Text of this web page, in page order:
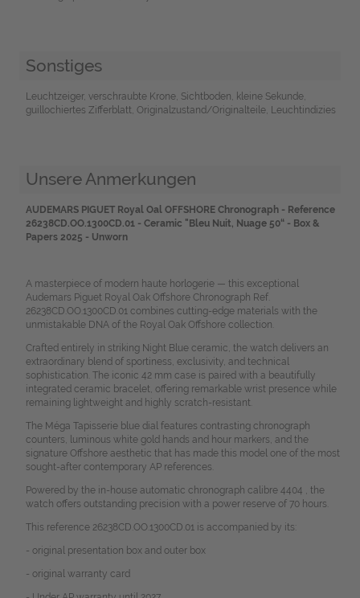
Sonstiges
Leuchtzeiger, verschraubte Krone, Sichtboden, kleine Sekunde,
guillochiertes Zifferblatt, Originalzustand/Originalteile, Leuchtindizies
Unsere Anmerkungen
AUDEMARS PIGUET Royal Oal OFFSHORE Chronograph - Reference
26238CD.OO.1300CD.01 - Ceramic "Bleu Nuit, Nuage 50“ - Box &
Papers 2025 - Unworn
A masterpiece of modern haute horlogerie — this exceptional
Audemars Piguet Royal Oak Offshore Chronograph Ref.
26238CD.OO.1300CD.01 combines cutting-edge materials with the
unmistakable DNA of the Royal Oak Offshore collection.
Crafted entirely in striking Night Blue ceramic, the watch delivers an
extraordinary blend of sportiness, exclusivity, and technical
sophistication. The iconic 42 mm case is paired with a beautifully
integrated ceramic bracelet, offering remarkable wrist presence while
remaining lightweight and highly scratch-resistant.
The Méga Tapisserie blue dial features contrasting chronograph
counters, luminous white gold hands and hour markers, and the
signature Offshore aesthetic that has made this model one of the most
sought-after contemporary AP references.
Powered by the in-house automatic chronograph calibre 4404 , the
watch offers outstanding precision with a power reserve of 70 hours.
This reference 26238CD.OO.1300CD.01 is accompanied by its:
- original presentation box and outer box
- original warranty card